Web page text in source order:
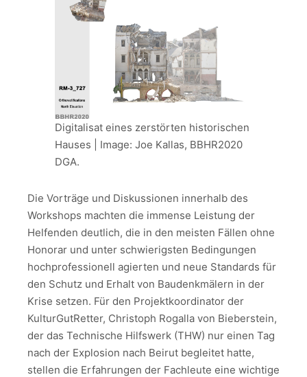
Digitalisat eines zerstörten historischen
Hauses | Image: Joe Kallas, BBHR2020
DGA.
Die Vorträge und Diskussionen innerhalb des
Workshops machten die immense Leistung der
Helfenden deutlich, die in den meisten Fällen ohne
Honorar und unter schwierigsten Bedingungen
hochprofessionell agierten und neue Standards für
den Schutz und Erhalt von Baudenkmälern in der
Krise setzen. Für den Projektkoordinator der
KulturGutRetter, Christoph Rogalla von Bieberstein,
der das Technische Hilfswerk (THW) nur einen Tag
nach der Explosion nach Beirut begleitet hatte,
stellen die Erfahrungen der Fachleute eine wichtige